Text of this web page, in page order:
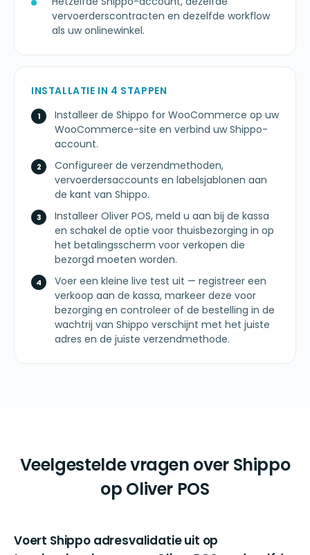
vervoerderscontracten en dezelfde workflow
als uw onlinewinkel.
INSTALLATIE IN 4 STAPPEN
Installeer de Shippo for WooCommerce op uw
WooCommerce-site en verbind uw Shippo-
account.
Configureer de verzendmethoden,
vervoerdersaccounts en labelsjablonen aan
de kant van Shippo.
Installeer Oliver POS, meld u aan bij de kassa
en schakel de optie voor thuisbezorging in op
het betalingsscherm voor verkopen die
bezorgd moeten worden.
Voer een kleine live test uit — registreer een
verkoop aan de kassa, markeer deze voor
bezorging en controleer of de bestelling in de
wachtrij van Shippo verschijnt met het juiste
adres en de juiste verzendmethode.
Veelgestelde vragen over Shippo
op Oliver POS
Voert Shippo adresvalidatie uit op